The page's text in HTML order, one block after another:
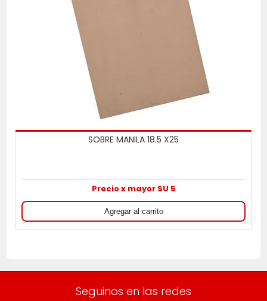
SOBRE MANILA 18.5 X25
Precio x mayor $U 5
Seguinos en las redes